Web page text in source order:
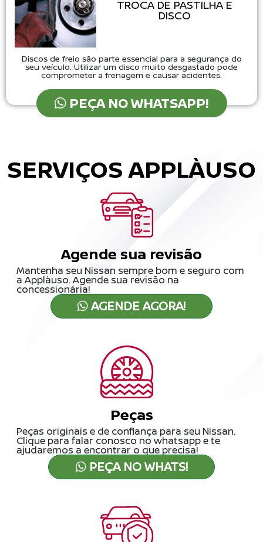
TROCA DE PASTILHA E
DISCO
Discos de freio são parte essencial para a segurança do
seu veículo. Utilizar um disco muito desgastado pode
comprometer a frenagem e causar acidentes.
PEÇA NO WHATSAPP!
SERVIÇOS APPLÀUSO
Agende sua revisão
Mantenha seu Nissan sempre bom e seguro com
a Applàuso. Agende sua revisão na
concessionária!
AGENDE AGORA!
Peças
Peças originais e de confiança para seu Nissan.
Clique para falar conosco no whatsapp e te
ajudaremos a encontrar o que precisa!
PEÇA NO WHATS!